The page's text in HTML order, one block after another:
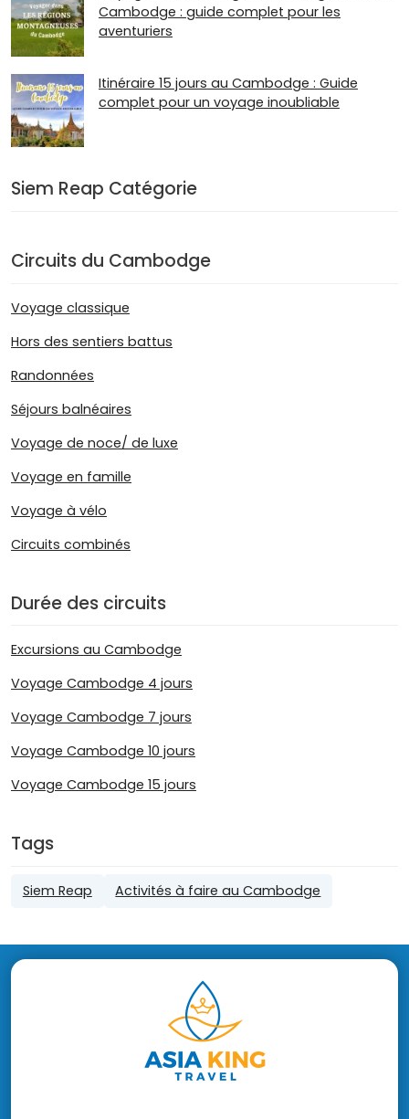
Cambodge : guide complet pour les
aventuriers
Itinéraire 15 jours au Cambodge : Guide
complet pour un voyage inoubliable
Siem Reap Catégorie
Circuits du Cambodge
Voyage classique
Hors des sentiers battus
Randonnées
Séjours balnéaires
Voyage de noce/ de luxe
Voyage en famille
Voyage à vélo
Circuits combinés
Durée des circuits
Excursions au Cambodge
Voyage Cambodge 4 jours
Voyage Cambodge 7 jours
Voyage Cambodge 10 jours
Voyage Cambodge 15 jours
Tags
Siem Reap Activités à faire au Cambodge